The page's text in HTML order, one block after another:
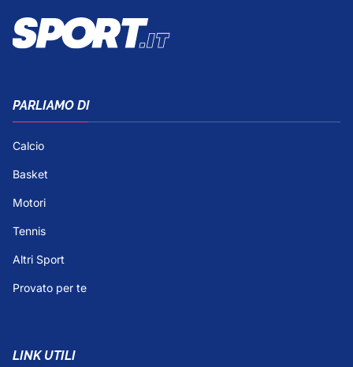
PARLIAMO DI
Calcio
Basket
Motori
Tennis
Altri Sport
Provato per te
LINK UTILI